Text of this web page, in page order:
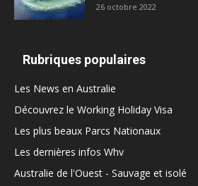
26 octobre 2022
Rubriques populaires
Les News en Australie
Découvrez le Working Holiday Visa
Les plus beaux Parcs Nationaux
Les dernières infos Whv
Australie de l'Ouest - Sauvage et isolé